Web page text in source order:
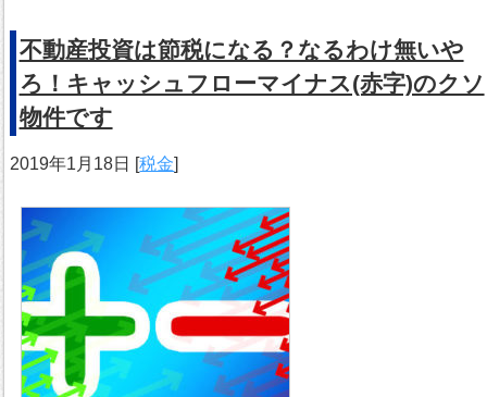
不動産投資は節税になる？なるわけ無いや
ろ！キャッシュフローマイナス(赤字)のクソ
物件です
2019年1月18日 [税金]